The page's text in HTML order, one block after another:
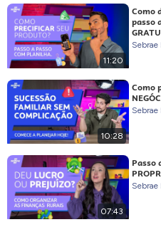
11:20
Como
passo
Sebrae
10:28
Como
Sebrae
07:43
Passo
Sebrae